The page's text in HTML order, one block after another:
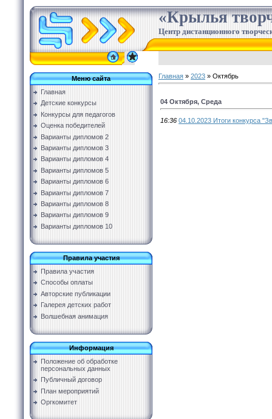
«Крылья
Центр дистанционного
Меню сайта
Главная
Детские конкурсы
Конкурсы для педагогов
Оценка победителей
Варианты дипломов 2
Варианты дипломов 3
Варианты дипломов 4
Варианты дипломов 5
Варианты дипломов 6
Варианты дипломов 7
Варианты дипломов 8
Варианты дипломов 9
Варианты дипломов 10
Правила участия
Правила участия
Способы оплаты
Авторские публикации
Галерея детских работ
Волшебная анимация
Информация
Положение об обработке
персональных данных
Публичный договор
План мероприятий
Оргкомитет
Главная » 2023 » Октябрь
04 Октября, Среда
16:36 04.10.2023 Итоги конкурса